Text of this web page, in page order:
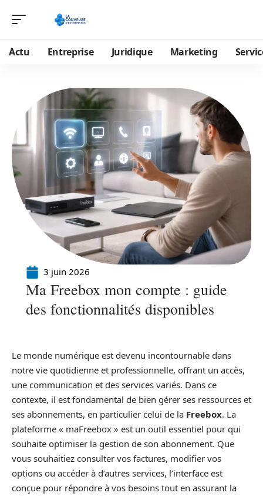
Actu Entreprise Juridique Marketing
3 juin 2026
Ma Freebox mon compte : guide
des fonctionnalités disponibles
Le monde numérique est devenu incontournable dans
notre vie quotidienne et professionnelle, offrant un accès,
une communication et des services variés. Dans ce
contexte, il est fondamental de bien gérer ses ressources et
ses abonnements, en particulier celui de la Freebox. La
plateforme « maFreebox » est un outil essentiel pour qui
souhaite optimiser la gestion de son abonnement. Que
vous souhaitiez consulter vos factures, modifier vos
options ou accéder à d’autres services, l’interface est
conçue pour répondre à vos besoins tout en assurant la